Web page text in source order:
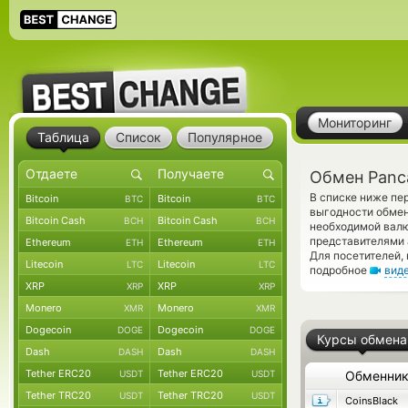
Мониторинг
Обмен
В списке ниже
выгодности
необходимой
Для
подробное
Курсы обмена
Обменник
CoinsBlack
Таблица Список Популярное
Bitcoin BTC Bitcoin BTC
Bitcoin Cash BCH Bitcoin Cash BCH
Ethereum ETH Ethereum ETH
Litecoin LTC Litecoin LTC
XRP XRP XRP XRP
Monero XMR Monero XMR
Dogecoin DOGE Dogecoin DOGE
Dash DASH Dash DASH
Tether ERC20 USDT Tether ERC20 USDT
Tether TRC20 USDT Tether TRC20 USDT